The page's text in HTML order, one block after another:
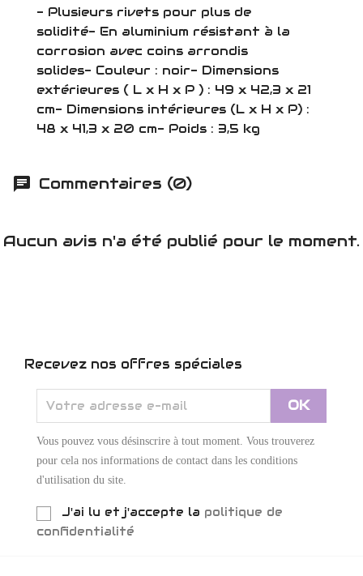
- Plusieurs rivets pour plus de
solidité- En aluminium résistant à la
corrosion avec coins arrondis
solides- Couleur : noir- Dimensions
extérieures ( L x H x P ) : 49 x 42,3 x 21
cm- Dimensions intérieures (L x H x P) :
48 x 41,3 x 20 cm- Poids : 3,5 kg
Commentaires (0)
Aucun avis n'a été publié pour le moment.
Recevez nos offres spéciales
Vous pouvez vous désinscrire à tout moment. Vous trouverez
pour cela nos informations de contact dans les conditions
d'utilisation du site.
J'ai lu et j'accepte la politique de
confidentialité